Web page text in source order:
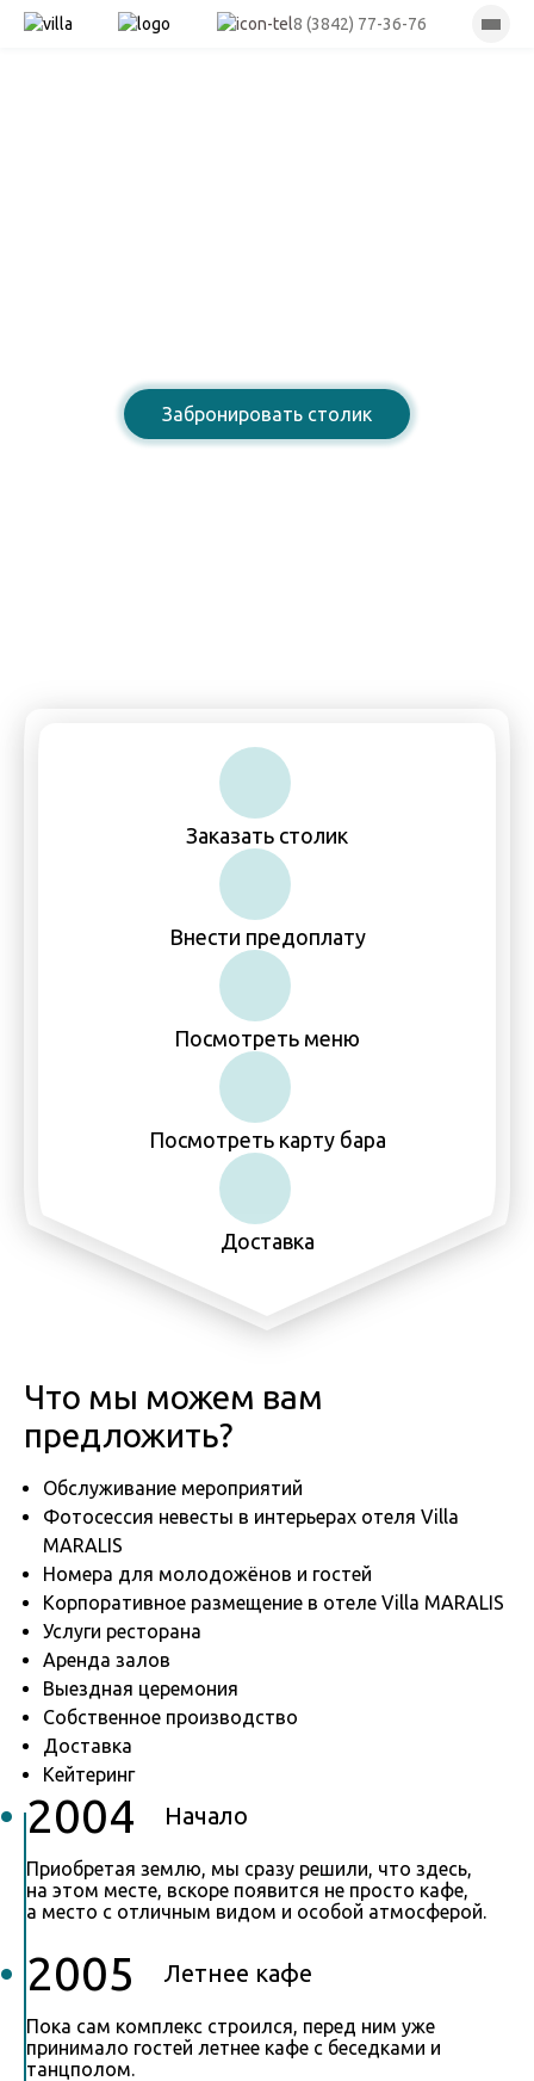
8 (3842) 77-36-76
Забронировать столик
Заказать столик
Внести предоплату
Посмотреть меню
Посмотреть карту бара
Доставка
Что мы можем вам
предложить?
Обслуживание мероприятий
Фотосессия невесты в интерьерах отеля Villa
MARALIS
Номера для молодожёнов и гостей
Корпоративное размещение в отеле Villa MARALIS
Услуги ресторана
Аренда залов
Выездная церемония
Собственное производство
Доставка
Кейтеринг
2004 Начало
Приобретая землю, мы сразу решили, что здесь,
на этом месте, вскоре появится не просто кафе,
а место с отличным видом и особой атмосферой.
2005 Летнее кафе
Пока сам комплекс строился, перед ним уже
принимало гостей летнее кафе с беседками и
танцполом.